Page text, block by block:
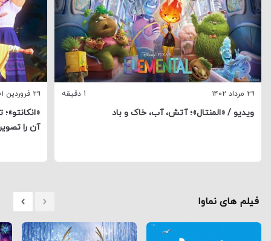
۲۹ مرداد ۱۴۰۲ 1 دقیقه
ویدیو / «المنتال»؛ آتش، آب، خاک و باد
۲۹ فروردین ۱۴۰۱
آن را
فیلم های نماوا